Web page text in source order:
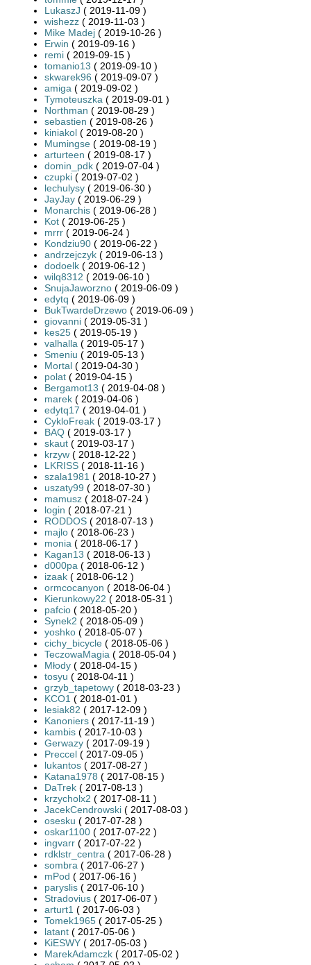
LukaszJ ( 2019-11-09 )
wishezz ( 2019-11-03 )
Mike Madej ( 2019-10-26 )
Erwin ( 2019-09-16 )
remi ( 2019-09-15 )
tomanio13 ( 2019-09-10 )
skwarek96 ( 2019-09-07 )
amiga ( 2019-09-02 )
Tymoteuszka ( 2019-09-01 )
Northman ( 2019-08-29 )
sebastien ( 2019-08-26 )
kiniakol ( 2019-08-20 )
Mumingse ( 2019-08-19 )
arturteen ( 2019-08-17 )
domin_pdk ( 2019-07-04 )
czupki ( 2019-07-02 )
lechulysy ( 2019-06-30 )
JayJay ( 2019-06-29 )
Monarchis ( 2019-06-28 )
Kot ( 2019-06-25 )
mrrr ( 2019-06-24 )
Kondziu90 ( 2019-06-22 )
andrzejczyk ( 2019-06-13 )
dodoelk ( 2019-06-12 )
wilq8312 ( 2019-06-10 )
SnujaJaworzno ( 2019-06-09 )
edytq ( 2019-06-09 )
BukTwardeDrzewo ( 2019-06-09 )
giovanni ( 2019-05-31 )
kes25 ( 2019-05-19 )
valhalla ( 2019-05-17 )
Smeniu ( 2019-05-13 )
Mortal ( 2019-04-30 )
polat ( 2019-04-15 )
Bergamot13 ( 2019-04-08 )
marek ( 2019-04-06 )
edytq17 ( 2019-04-01 )
CykloFreak ( 2019-03-17 )
BAQ ( 2019-03-17 )
skaut ( 2019-03-17 )
krzyw ( 2018-12-22 )
LKRISS ( 2018-11-16 )
szala1981 ( 2018-10-27 )
uszaty99 ( 2018-07-30 )
mamusz ( 2018-07-24 )
login ( 2018-07-21 )
RODDOS ( 2018-07-13 )
majlo ( 2018-06-23 )
monia ( 2018-06-17 )
Kagan13 ( 2018-06-13 )
d000pa ( 2018-06-12 )
izaak ( 2018-06-12 )
ormcocanyon ( 2018-06-04 )
Kierunkowy22 ( 2018-05-31 )
pafcio ( 2018-05-20 )
Synek2 ( 2018-05-09 )
yoshko ( 2018-05-07 )
cichy_bicycle ( 2018-05-06 )
TeczowaMagia ( 2018-05-04 )
Młody ( 2018-04-15 )
tosyu ( 2018-04-11 )
grzyb_tapetowy ( 2018-03-23 )
KCO1 ( 2018-01-01 )
lesiak82 ( 2017-12-09 )
Kanoniers ( 2017-11-19 )
kambis ( 2017-10-03 )
Gerwazy ( 2017-09-19 )
Preccel ( 2017-09-05 )
lukantos ( 2017-08-27 )
Katana1978 ( 2017-08-15 )
DaTrek ( 2017-08-13 )
krzycholx2 ( 2017-08-11 )
JacekCendrowski ( 2017-08-03 )
osesku ( 2017-07-28 )
oskar1100 ( 2017-07-22 )
ingvarr ( 2017-07-22 )
rdklstr_centra ( 2017-06-28 )
sombra ( 2017-06-27 )
mPod ( 2017-06-16 )
paryslis ( 2017-06-10 )
Stradovius ( 2017-06-07 )
arturt1 ( 2017-06-03 )
Tomek1965 ( 2017-05-25 )
latant ( 2017-05-06 )
KiESWY ( 2017-05-03 )
MarekAdamczk ( 2017-05-02 )